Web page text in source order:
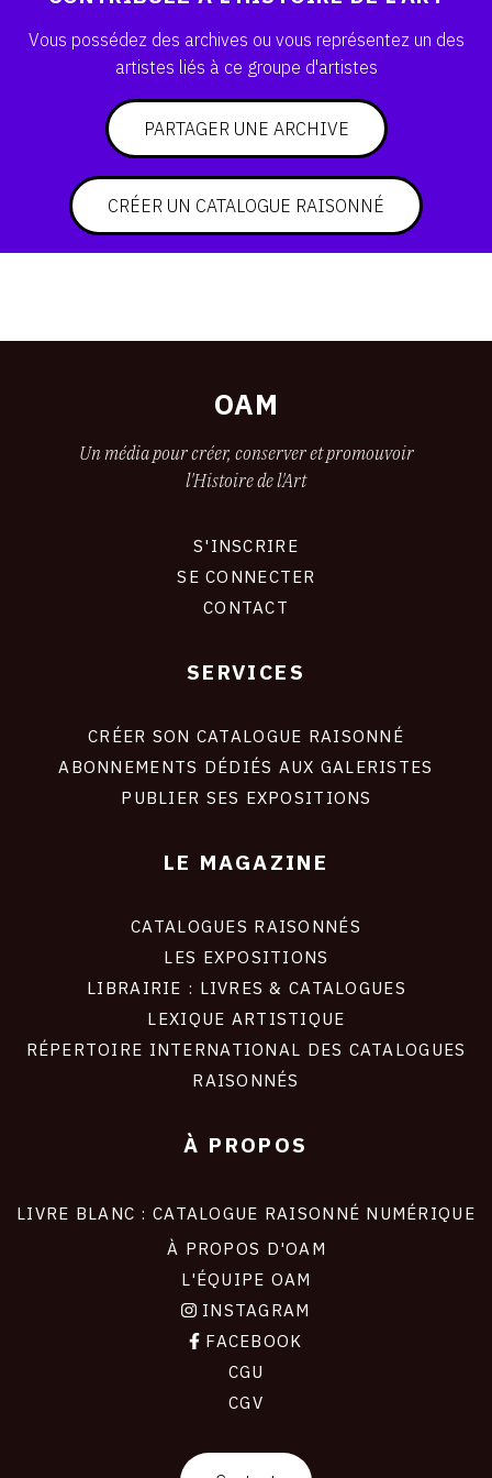
CRÉER SON CATALOGUE RAISONNÉ
ABONNEMENTS DÉDIÉS AUX GALERISTES
CRÉER SON SITE ARTISTE
CRÉER SON CATALOGUE D'EXPO
PUBLIER SES EXPOSITIONS
À PROPOS D'OAM
CGU
CGV
INSTAGRAM
FACEBOOK
Vous possédez des archives ou vous représentez un des
artistes liés à ce groupe d'artistes
PARTAGER UNE ARCHIVE
CRÉER UN CATALOGUE RAISONNÉ
OAM
Un média pour créer, conserver et promouvoir
l'Histoire de l'Art
S'INSCRIRE
SE CONNECTER
CONTACT
SERVICES
CRÉER SON CATALOGUE RAISONNÉ
ABONNEMENTS DÉDIÉS AUX GALERISTES
PUBLIER SES EXPOSITIONS
LE MAGAZINE
CATALOGUES RAISONNÉS
LES EXPOSITIONS
LIBRAIRIE : LIVRES & CATALOGUES
LEXIQUE ARTISTIQUE
RÉPERTOIRE INTERNATIONAL DES CATALOGUES
RAISONNÉS
À PROPOS
LIVRE BLANC : CATALOGUE RAISONNÉ NUMÉRIQUE
À PROPOS D'OAM
L'ÉQUIPE OAM
INSTAGRAM
FACEBOOK
CGU
CGV